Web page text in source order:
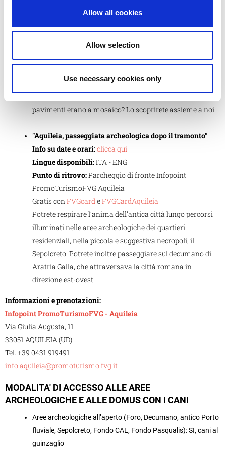
Allow all cookies
Allow selection
Use necessary cookies only
Punto di ritrovo: Area Archeologica di Aquileia - Domus
di Tito Macro (Fondo Cossar)
FVGcardeFVGCardAquileia
Come si viveva nelle abitazioni dell'antica Aquileia? Che
domestica? Le domus erano ammobiliate come i nostri
pavimenti erano a mosaico? Lo scoprirete assieme a noi.
"Aquileia, passeggiata archeologica dopo il tramonto"
Info su date e orari:clicca qui
Lingue disponibili:ITA - ENG
Punto di ritrovo:Parcheggio di fronte Infopoint
PromoTurismoFVG Aquileia
Gratis conFVGcardeFVGCardAquileia
Potrete respirare l’anima dell’antica città lungo percorsi
illuminati nelle aree archeologiche dei quartieri
residenziali, nella piccola e suggestiva necropoli, il
Sepolcreto. Potrete inoltre passeggiare sul decumano di
Aratria Galla, che attraversava la città romana in
direzione est-ovest.
Informazioni e prenotazioni:
Infopoint PromoTurismoFVG - Aquileia
Via Giulia Augusta, 11
33051 AQUILEIA (UD)
Tel. +39 0431 919491
info.aquileia@promoturismo.fvg.it
MODALITA' DI ACCESSO ALLE AREE
ARCHEOLOGICHE E ALLE DOMUS CON I CANI
Aree archeologiche all’aperto (Foro, Decumano, antico Porto
fluviale, Sepolcreto, Fondo CAL, Fondo Pasqualis): SI, cani al
guinzaglio